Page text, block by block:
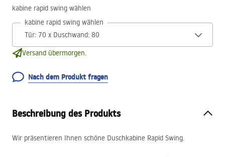
kabine rapid swing wählen
kabine rapid swing wählen
Versand übermorgen.
Nach dem Produkt fragen
Beschreibung des Produkts
Wir präsentieren Ihnen schöne Duschkabine Rapid Swing.